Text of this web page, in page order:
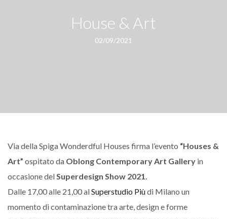
House & Art
02/09/2021
Via della Spiga Wonderdful Houses firma l’evento “Houses &
Art” ospitato da Oblong Contemporary Art Gallery in
occasione delSuperdesign Show 2021.
Dalle 17,00 alle 21,00 alSuperstudio Piùdi Milano un
momento di contaminazione tra arte, design e forme